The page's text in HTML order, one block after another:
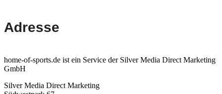
Adresse
home-of-sports.de ist ein Service der Silver Media Direct Marketing
GmbH
Silver Media Direct Marketing